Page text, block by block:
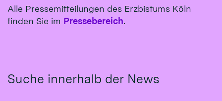
Alle Pressemitteilungen des Erzbistums Köln
finden Sie im Pressebereich.
Suche innerhalb der News